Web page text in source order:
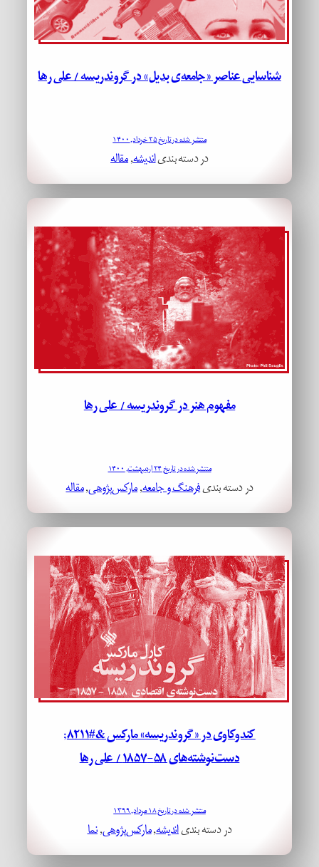
شناسایی عناصر «جامعه‌ی بدیل» در گروندریسه / علی رها
منتشر شده در تاریخ ۲۵ خرداد, ۱۴۰۰
در دسته بندیاندیشه, مقاله
مفهوم هنر در گروندریسه / علی رها
منتشر شده در تاریخ ۲۴ اردیبهشت, ۱۴۰۰
در دسته بندیفرهنگ و جامعه, مارکس‌پژوهی, مقاله
کندوکاوی در «گروندریسه» مارکس &#۸۲۱۱;
دست‌نوشته‌های ۵۸-۱۸۵۷ / علی رها
منتشر شده در تاریخ ۱۸ مرداد, ۱۳۹۹
در دسته بندیاندیشه, مارکس‌پژوهی, نما